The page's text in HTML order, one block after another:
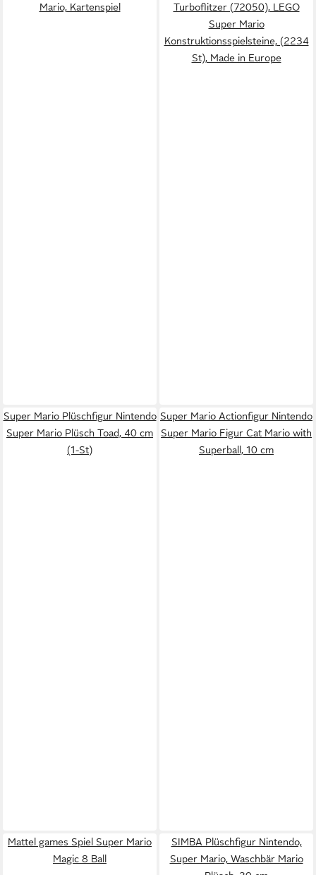
Mario, Kartenspiel
Turboflitzer (72050), LEGO
Super Mario
Konstruktionsspielsteine, (2234
St), Made in Europe
Super Mario Plüschfigur Nintendo
Super Mario Plüsch Toad, 40 cm
(1-St)
Super Mario Actionfigur Nintendo
Super Mario Figur Cat Mario with
Superball, 10 cm
Mattel games Spiel Super Mario
Magic 8 Ball
SIMBA Plüschfigur Nintendo,
Super Mario, Waschbär Mario